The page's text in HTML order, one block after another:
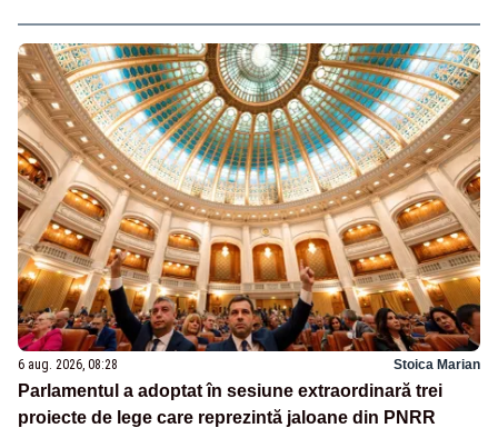
6 aug. 2026, 08:28 Stoica Marian
Parlamentul a adoptat în sesiune extraordinară trei
proiecte de lege care reprezintă jaloane din PNRR